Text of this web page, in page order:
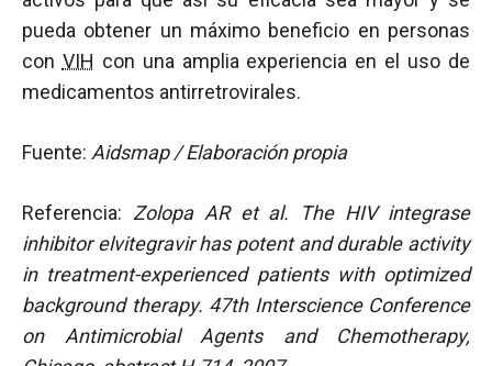
pueda obtener un máximo beneficio en personas
con VIH con una amplia experiencia en el uso de
medicamentos antirretrovirales.
Fuente: Aidsmap / Elaboración propia
Referencia: Zolopa AR et al. The HIV integrase
inhibitor elvitegravir has potent and durable activity
in treatment-experienced patients with optimized
background therapy. 47th Interscience Conference
on Antimicrobial Agents and Chemotherapy,